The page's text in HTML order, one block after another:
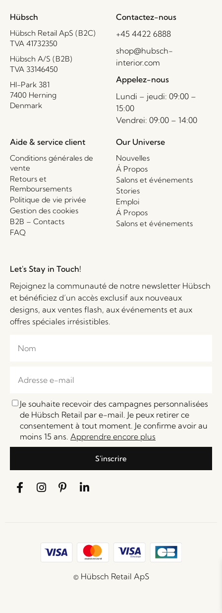
Hübsch
Hübsch Retail ApS (B2C)
TVA 41732350
Hübsch A/S (B2B)
TVA 33146450
HI-Park 381
7400 Herning
Denmark
Contactez-nous
+45 4422 6888
shop@hubsch-
interior.com
Appelez-nous
Lundi – jeudi: 09:00 –
15:00
Vendrei: 09:00 – 14:00
Aide & service client
Conditions générales de
vente
Retours et
Remboursements
Politique de vie privée
Gestion des cookies
B2B – Contacts
FAQ
Our Universe
Nouvelles
Á Propos
Salons et événements
Stories
Emploi
Á Propos
Salons et événements
Let's Stay in Touch!
Rejoignez la communauté de notre newsletter Hübsch
et bénéficiez d’un accès exclusif aux nouveaux
designs, aux ventes flash, aux événements et aux
offres spéciales irrésistibles.
Je souhaite recevoir des campagnes personnalisées
de Hübsch Retail par e-mail. Je peux retirer ce
consentement à tout moment. Je confirme avoir au
moins 15 ans. Apprendre encore plus
S'inscrire
© Hübsch Retail ApS